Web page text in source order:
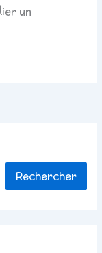
un
Rechercher